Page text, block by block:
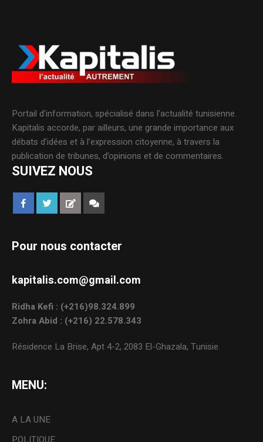
Portail d’information, spécialisé dans l’actualité tunisienne.
Kapitalis accorde, par ailleurs, une grande importance aux
débats d’idées et à l’expression citoyenne, à travers la
publication de tribunes, d’opinions et de commentaires.
SUIVEZ NOUS
Pour nous contacter
kapitalis.com@gmail.com
Ridha Kefi : (+216)98.324.899
Zohra Abid : (+216) 22.578.343
Résidence La Brise, Apt 4-2, 2083 El-Ghazala, Tunisie.
MENU:
A LA UNE